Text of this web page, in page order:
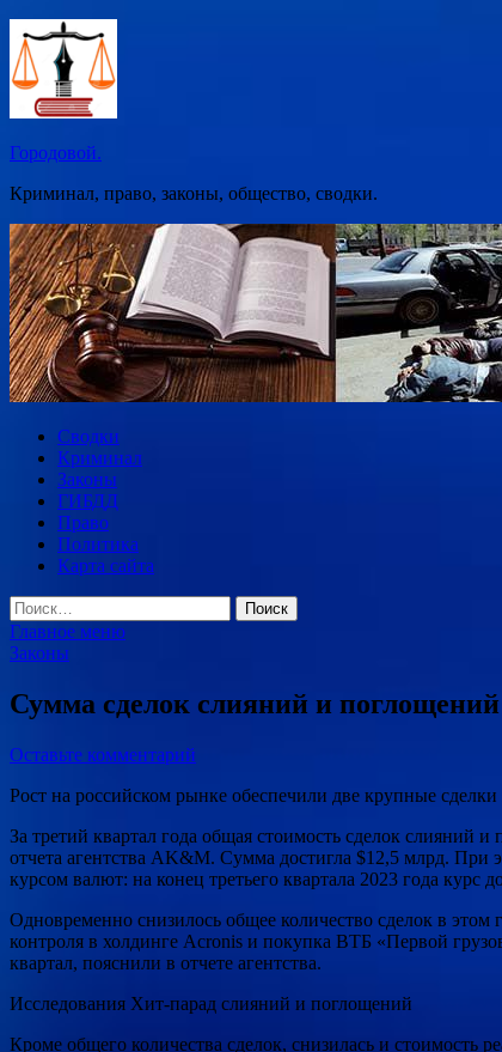
Перейти
содержимому
Городовой.
Криминал, право, законы, общество, сводки.
Сводки
Криминал
Законы
ГИБДД
Право
Политика
Карта сайта
Найти:
Главное меню
Законы
Сумма сделок слияний и
Оставьте комментарий
Рост на российском рынке обеспечили две крупные
За третий квартал года общая стоимость сделок
отчета агентства AK&M. Сумма достигла $12,5 млрд. При
курсом валют: на конец третьего квартала 2023 года курс
Одновременно снизилось общее количество сделок в
контроля в холдинге Acronis и покупка ВТБ «Первой
квартал, пояснили в отчете агентства.
Исследования Хит-парад слияний и поглощений
Кроме общего количества сделок, снизилась и